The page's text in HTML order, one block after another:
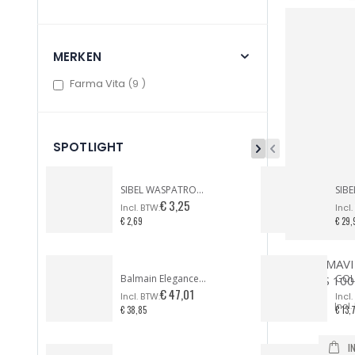
PLUS
MERKEN
Farma Vita 9 items
SPOTLIGHT
SIBEL WASPATROON BREDE KOP GEZICHT & LICHAAM
€ 3,25
€ 2,69
Balmain Elegance Paris / DARK ESPRESSO
€ 47,01
€ 38,85
€
€